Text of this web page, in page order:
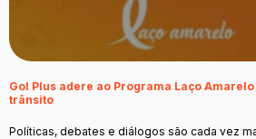
Gol Plus adere ao Programa Laço
trânsito
Políticas, debates e diálogos são cada vez